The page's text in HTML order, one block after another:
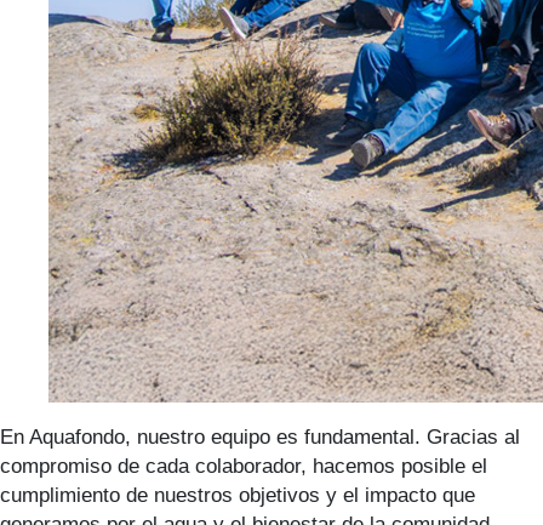
En Aquafondo, nuestro equipo es fundamental. Gracias al
compromiso de cada colaborador, hacemos posible el
cumplimiento de nuestros objetivos y el impacto que